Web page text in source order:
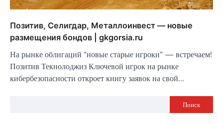
Позитив, Селигдар, Металлоинвест — новые
размещения бондов | gkgorsia.ru
На рынке облигаций “новые старые игроки” — встречаем!
Позитив Текнолоджиз Ключевой игрок на рынке
кибербезопасности откроет книгу заявок на свой…
Поиск